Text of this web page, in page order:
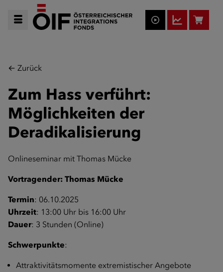
← Zurück
Zum Hass verführt:
Möglichkeiten der
Deradikalisierung
Onlineseminar mit Thomas Mücke
Vortragender: Thomas Mücke
Termin: 06.10.2025
Uhrzeit: 13:00 Uhr bis 16:00 Uhr
Dauer: 3 Stunden (Online)
Schwerpunkte:
Attraktivitätsmomente extremistischer Angebote